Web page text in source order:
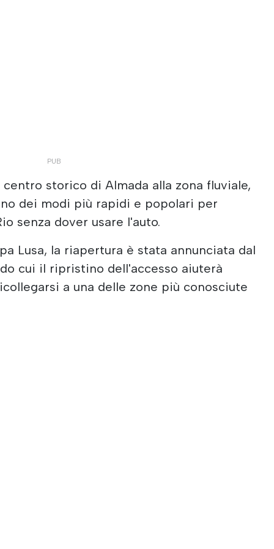
storico di Almada alla zona fluviale,
dei modi più rapidi e popolari per
senza dover usare l'auto.
Lusa, la riapertura è stata annunciata dal
cui il ripristino dell'accesso aiuterà
a una delle zone più conosciute